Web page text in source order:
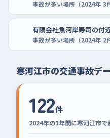
事故が多い場所（2024年 3件
有限会社魚河岸寿司の付
事故が多い場所（2024年 2件
寒河江市の交通事故デ
122件
2024年の1年間に寒河江市で